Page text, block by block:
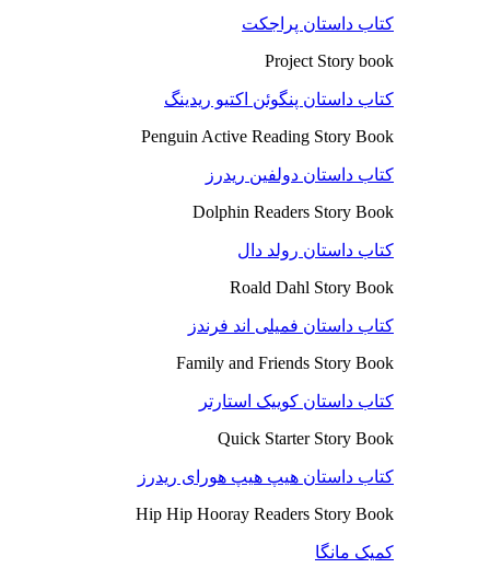
کتاب داستان پراجکت
Project Story book
کتاب داستان پنگوئن اکتیو ریدینگ
Penguin Active Reading Story Book
کتاب داستان دولفین ریدرز
Dolphin Readers Story Book
کتاب داستان رولد دال
Roald Dahl Story Book
کتاب داستان فمیلی اند فرندز
Family and Friends Story Book
کتاب داستان کوییک استارتر
Quick Starter Story Book
کتاب داستان هیپ هیپ هورای ریدرز
Hip Hip Hooray Readers Story Book
کمیک مانگا